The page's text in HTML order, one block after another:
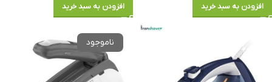
افزودن به سبد خرید افزودن به سبد خرید